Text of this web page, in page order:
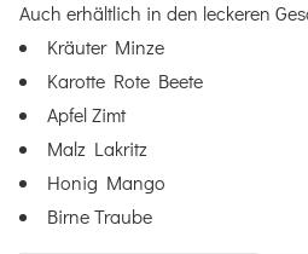
Auch erhältlich in den leckeren
Kräuter Minze
Karotte Rote Beete
Apfel Zimt
Malz Lakritz
Honig Mango
Birne Traube